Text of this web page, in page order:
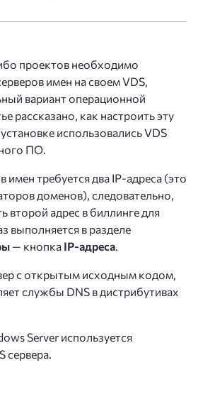
проектов необходимо
имен на своем VDS,
вариант операционной
рассказано, как настроить эту
использовались VDS
ПО.
требуется два IP-адреса (это
доменов), следовательно,
второй адрес в биллинге для
выполняется в разделе
— кнопка IP-адреса.
с открытым исходным кодом,
службы DNS в дистрибутивах
Server используется
сервера.